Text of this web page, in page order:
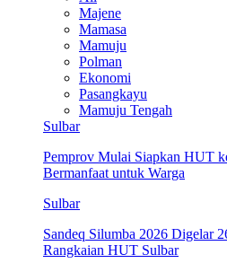
Majene
Mamasa
Mamuju
Polman
Ekonomi
Pasangkayu
Mamuju Tengah
Sulbar
Pemprov Mulai Siapkan HUT
Bermanfaat untuk Warga
Sulbar
Sandeq Silumba 2026 Digelar
Rangkaian HUT Sulbar